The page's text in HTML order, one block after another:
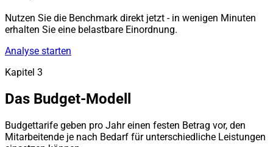
Nutzen Sie die Benchmark direkt jetzt - in wenigen Minuten
erhalten Sie eine belastbare Einordnung.
Analyse starten
Kapitel 3
Das Budget-Modell
Budgettarife geben pro Jahr einen festen Betrag vor, den
Mitarbeitende je nach Bedarf für unterschiedliche Leistungen